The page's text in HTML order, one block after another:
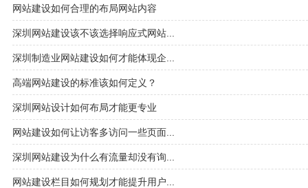
网站建设如何合理的布局网站内容
深圳网站建设该不该选择响应式网站...
深圳制造业网站建设如何才能体现企...
高端网站建设的标准该如何定义？
深圳网站设计如何布局才能更专业
网站建设如何让访客多访问一些页面...
深圳网站建设为什么有流量却没有询...
网站建设栏目如何规划才能提升用户...